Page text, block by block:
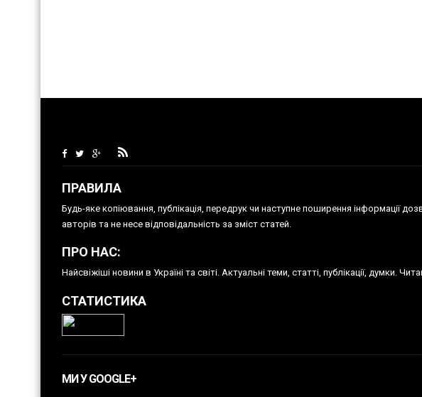
ПРАВИЛА
Будь-яке копiювання, публiкацiя, передрук чи наступне поширення iнформацiї
авторів та не несе відповідальність за зміст статей.
ПРО НАС:
Найсвіжіші новини в Україні та світі. Актуальні теми, статті, публікації,
СТАТИСТИКА
МИ У GOOGLE+